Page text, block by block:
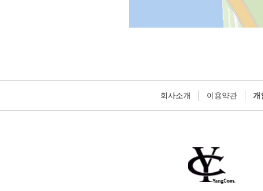
회사소개 이용약관 개